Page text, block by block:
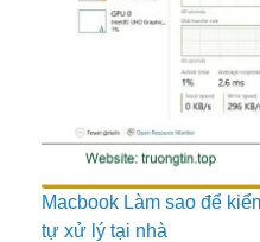
Macbook Làm sao để
tự xử lý tại nhà